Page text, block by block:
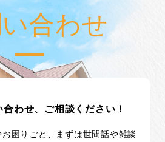
合わせ
わせ、ご相談ください！
困りごと、まずは世間話や雑談